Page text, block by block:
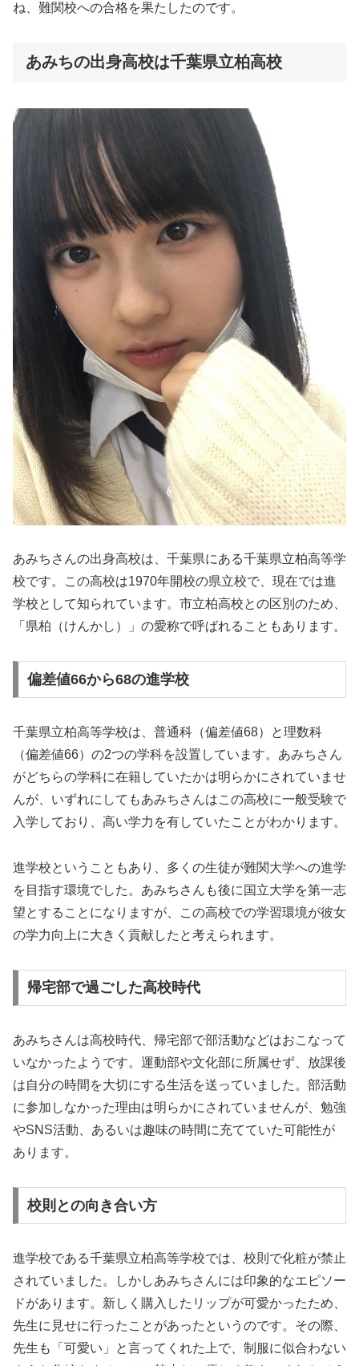
ね、難関校への合格を果たしたのです。
あみちの出身高校は千葉県立柏高校
あみちさんの出身高校は、千葉県にある千葉県立柏高等学
校です。この高校は1970年開校の県立校で、現在では進
学校として知られています。市立柏高校との区別のため、
「県柏（けんかし）」の愛称で呼ばれることもあります。
偏差値66から68の進学校
千葉県立柏高等学校は、普通科（偏差値68）と理数科
（偏差値66）の2つの学科を設置しています。あみちさん
がどちらの学科に在籍していたかは明らかにされていませ
んが、いずれにしてもあみちさんはこの高校に一般受験で
入学しており、高い学力を有していたことがわかります。
進学校ということもあり、多くの生徒が難関大学への進学
を目指す環境でした。あみちさんも後に国立大学を第一志
望とすることになりますが、この高校での学習環境が彼女
の学力向上に大きく貢献したと考えられます。
帰宅部で過ごした高校時代
あみちさんは高校時代、帰宅部で部活動などはおこなって
いなかったようです。運動部や文化部に所属せず、放課後
は自分の時間を大切にする生活を送っていました。部活動
に参加しなかった理由は明らかにされていませんが、勉強
やSNS活動、あるいは趣味の時間に充てていた可能性が
あります。
校則との向き合い方
進学校である千葉県立柏高等学校では、校則で化粧が禁止
されていました。しかしあみちさんには印象的なエピソー
ドがあります。新しく購入したリップが可愛かったため、
先生に見せに行ったことがあったというのです。その際、
先生も「可愛い」と言ってくれた上で、制服に似合わない